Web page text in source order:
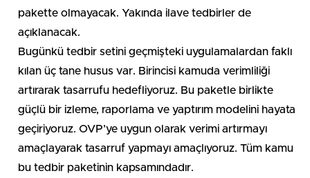
pakette olmayacak. Yakında ilave tedbirler de
açıklanacak.
Bugünkü tedbir setini geçmişteki uygulamalardan faklı
kılan üç tane husus var. Birincisi kamuda verimliliği
artırarak tasarrufu hedefliyoruz. Bu paketle birlikte
güçlü bir izleme, raporlama ve yaptırım modelini hayata
geçiriyoruz. OVP’ye uygun olarak verimi artırmayı
amaçlayarak tasarruf yapmayı amaçlıyoruz. Tüm kamu
bu tedbir paketinin kapsamındadır.